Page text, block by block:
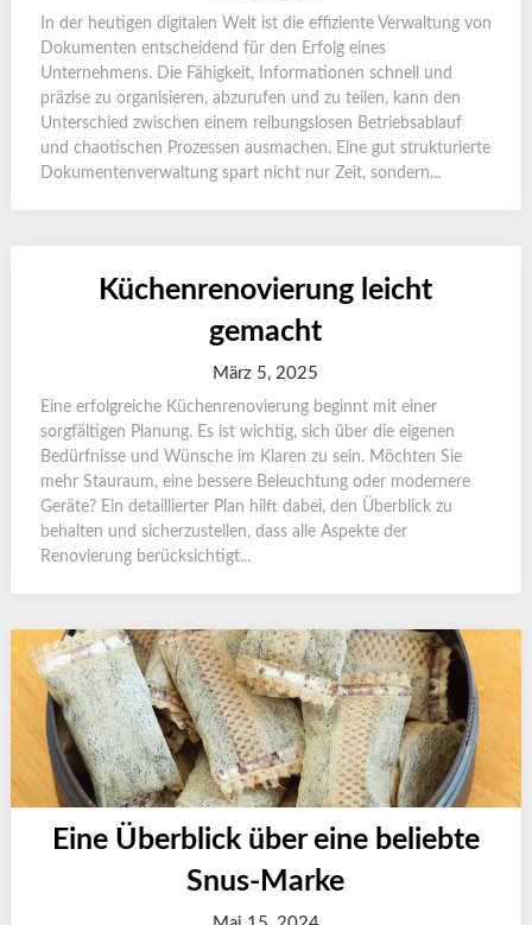
In der heutigen digitalen Welt ist die effiziente Verwaltung von
Dokumenten entscheidend für den Erfolg eines
Unternehmens. Die Fähigkeit, Informationen schnell und
präzise zu organisieren, abzurufen und zu teilen, kann den
Unterschied zwischen einem reibungslosen Betriebsablauf
und chaotischen Prozessen ausmachen. Eine gut strukturierte
Dokumentenverwaltung spart nicht nur Zeit, sondern...
Küchenrenovierung leicht
gemacht
März 5, 2025
Eine erfolgreiche Küchenrenovierung beginnt mit einer
sorgfältigen Planung. Es ist wichtig, sich über die eigenen
Bedürfnisse und Wünsche im Klaren zu sein. Möchten Sie
mehr Stauraum, eine bessere Beleuchtung oder modernere
Geräte? Ein detaillierter Plan hilft dabei, den Überblick zu
behalten und sicherzustellen, dass alle Aspekte der
Renovierung berücksichtigt...
Eine Überblick über eine beliebte
Snus-Marke